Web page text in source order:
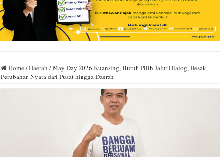
Home /Daerah /May Day 2026 Kuansing, Buruh Pilih Jalur Dialog, Desak
Perubahan Nyata dari Pusat hingga Daerah